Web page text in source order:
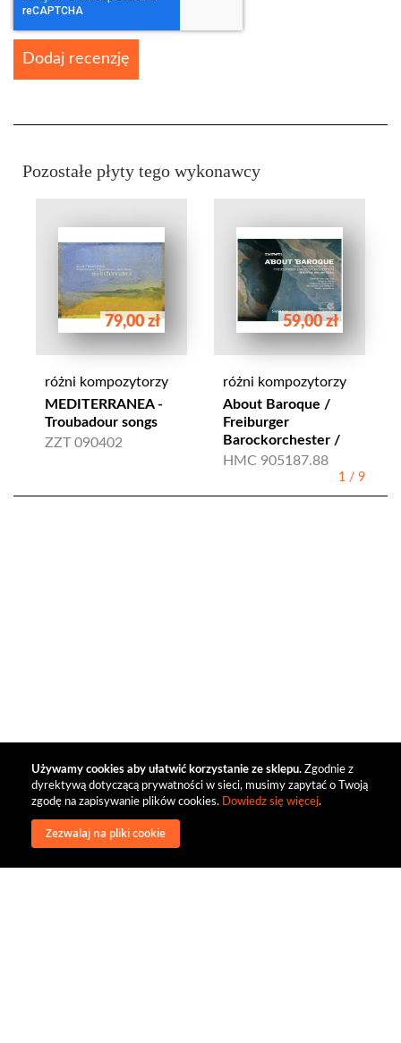
Używamy cookies aby ułatwić korzystanie ze sklepu. Zgodnie z
dyrektywą dotyczącą prywatności w sieci, musimy zapytać o Twoją
zgodę na zapisywanie plików cookies. Dowiedz się więcej.
Zezwalaj na pliki cookie
Dodaj recenzję
Pozostałe płyty tego wykonawcy
79,00 zł
różni kompozytorzy
MEDITERRANEA -
Troubadour songs
ZZT 090402
59,00 zł
różni kompozytorzy
About Baroque /
Freiburger
Barockorchester /
HMC 905187.88
1 / 9